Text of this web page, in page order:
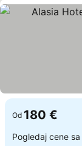
Od 180 €
Pogledaj cene sa